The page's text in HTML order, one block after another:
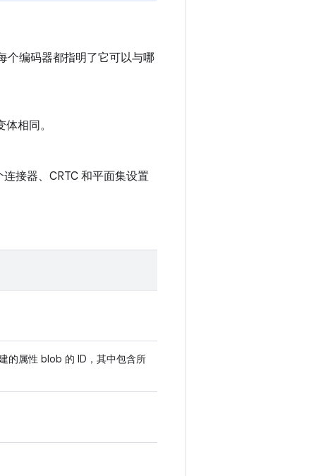
个编码器都指明了它可以与哪
相同。
接器、CRTC 和平面集设置
的属性 blob 的 ID，其中包含所